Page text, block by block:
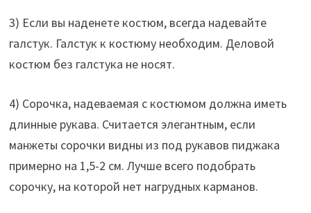
3) Если вы наденете костюм, всегда надевайте
галстук. Галстук к костюму необходим. Деловой
костюм без галстука не носят.
4) Сорочка, надеваемая с костюмом должна иметь
длинные рукава. Считается элегантным, если
манжеты сорочки видны из под рукавов пиджака
примерно на 1,5-2 см. Лучше всего подобрать
сорочку, на которой нет нагрудных карманов.